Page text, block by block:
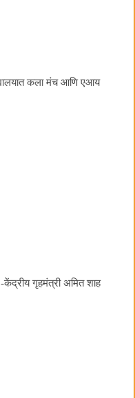
कला मंच आणि एआय
गृहमंत्री अमित शाह